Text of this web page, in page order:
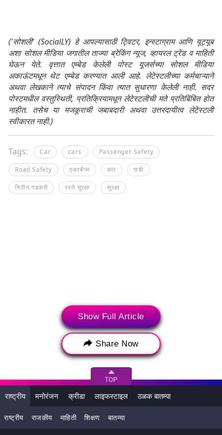
('सोशली' (SocialLY) हे आपल्यासाठी ट्विटर, इन्स्टाग्राम आणि यूट्यूब
अशा सोशल मीडिया जगातील ताज्या ब्रेकिंग न्यूज, व्हायरल ट्रेंड व माहिती
घेऊन येते. वृत्तात एम्बेड केलेली पोस्ट यूजर्सच्या सोशल मीडिया
अकाऊंटमधून थेट एम्बेड करण्यात आली आहे. लेटेस्टलीच्या कर्मचाऱ्याने
अथवा लेखकाने त्याचे संपादन किंवा त्यात सुधारणा केलेली नाही. सदर
पोस्टमधील वस्तुस्थिती, प्रतिक्रियामधून लेटेस्टलीची मते प्रतिबिंबित होत
नाहीत. तसेच या मजकूराची जबाबदारी अथवा उत्तरदायीत्व लेटेस्टली
स्वीकारत नाही.)
Tags: Car cars Passenger Safety
Road Safety एअरबॅग्स कार गाडी
नितीन गडकरी रस्ते सुरक्षा सुरक्षा
Show Full Article
Share Now
राष्ट्रीय मनोरंजन क्रीडा लाइफस्टाइल ठळक बातम्या
राष्ट्रीय राजकीय माहिती शिक्षण बातम्या